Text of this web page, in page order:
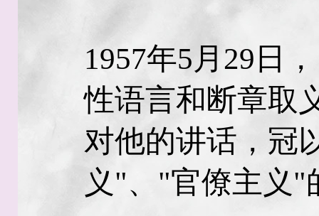
1957年5月29日
性语言和断章取
对他的讲话，冠
义"、"官僚主义"